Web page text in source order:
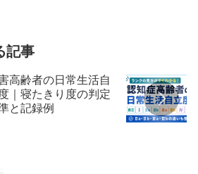
記事
高齢者の日常生活自
｜寝たきり度の判定
と記録例